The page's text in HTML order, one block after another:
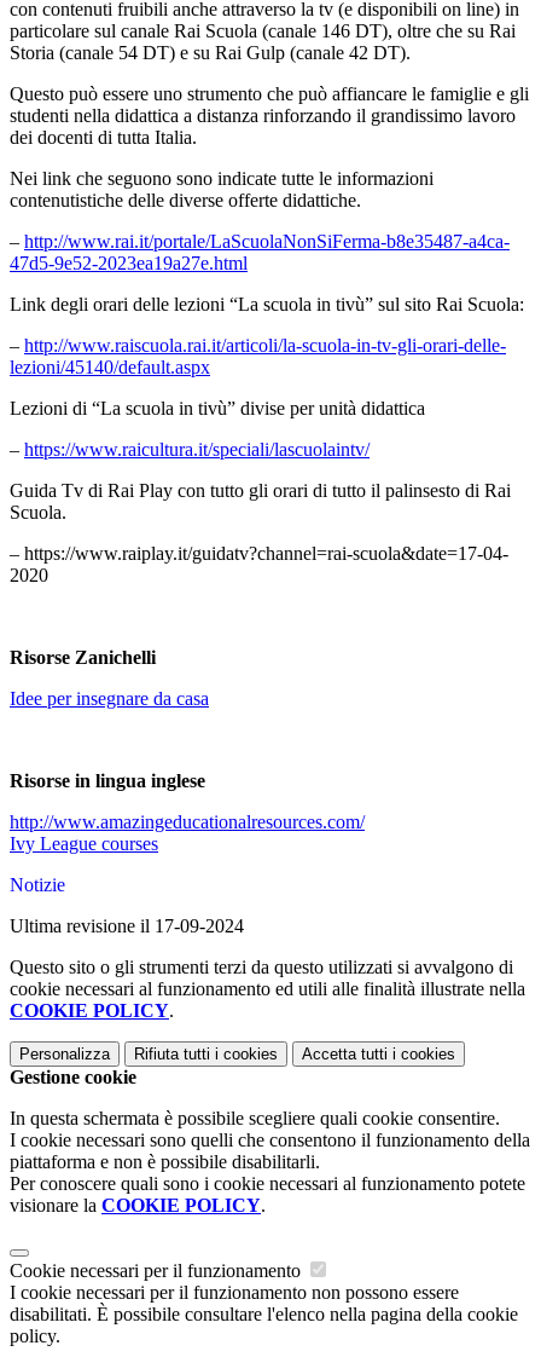
con contenuti fruibili anche attraverso la tv (e disponibili on line) in
particolare sul canale Rai Scuola (canale 146 DT), oltre che su Rai
Storia (canale 54 DT) e su Rai Gulp (canale 42 DT).
Questo può essere uno strumento che può affiancare le famiglie e gli
studenti nella didattica a distanza rinforzando il grandissimo lavoro
dei docenti di tutta Italia.
Nei link che seguono sono indicate tutte le informazioni
contenutistiche delle diverse offerte didattiche.
– http://www.rai.it/portale/LaScuolaNonSiFerma-b8e35487-a4ca-
47d5-9e52-2023ea19a27e.html
Link degli orari delle lezioni “La scuola in tivù” sul sito Rai Scuola:
– http://www.raiscuola.rai.it/articoli/la-scuola-in-tv-gli-orari-delle-
lezioni/45140/default.aspx
Lezioni di “La scuola in tivù” divise per unità didattica
– https://www.raicultura.it/speciali/lascuolaintv/
Guida Tv di Rai Play con tutto gli orari di tutto il palinsesto di Rai
Scuola.
– https://www.raiplay.it/guidatv?channel=rai-scuola&date=17-04-
2020
Risorse Zanichelli
Idee per insegnare da casa
Risorse in lingua inglese
http://www.amazingeducationalresources.com/
Ivy League courses
Notizie
Ultima revisione il 17-09-2024
Questo sito o gli strumenti terzi da questo utilizzati si avvalgono di
cookie necessari al funzionamento ed utili alle finalità illustrate nella
COOKIE POLICY.
Personalizza Rifiuta tutti i cookies Accetta tutti i cookies
Gestione cookie
In questa schermata è possibile scegliere quali cookie consentire.
I cookie necessari sono quelli che consentono il funzionamento della
piattaforma e non è possibile disabilitarli.
Per conoscere quali sono i cookie necessari al funzionamento potete
visionare la COOKIE POLICY.
Cookie necessari per il funzionamento
I cookie necessari per il funzionamento non possono essere
disabilitati. È possibile consultare l'elenco nella pagina della cookie
policy.